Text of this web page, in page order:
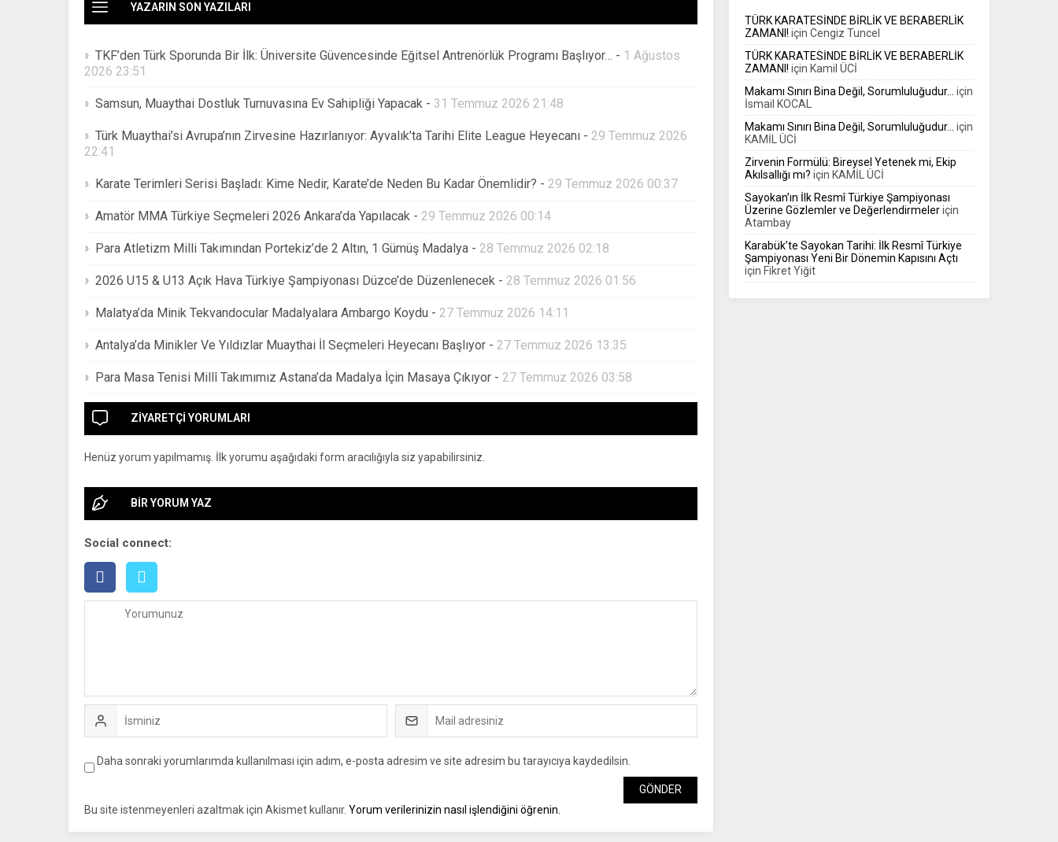
TÜRK KARATESİNDE BİRLİK VE BERABERLİK
ZAMANI! için Cengiz Tuncel
TÜRK KARATESİNDE BİRLİK VE BERABERLİK
ZAMANI! için Kamil ÜCİ
Makamı Sınırı Bina Değil, Sorumluluğudur…
için
İsmail KOCAL
Makamı Sınırı Bina Değil, Sorumluluğudur…
için
KAMİL ÜCİ
Zirvenin Formülü: Bireysel Yetenek mi, Ekip
Akılsallığı mı? için KAMİL ÜCİ
Sayokan’ın İlk Resmî Türkiye Şampiyonası
Üzerine Gözlemler ve Değerlendirmeleriçin
Atambay
Karabük’te Sayokan Tarihi: İlk Resmî Türkiye
Şampiyonası Yeni Bir Dönemin Kapısını Açtı
için Fikret Yiğit
YAZARIN SON YAZILARI
TKF’den Türk Sporunda Bir İlk: Üniversite Güvencesinde Eğitsel Antrenörlük Programı Başlıyor… - 1 Ağustos
2026 23:51
Samsun, Muaythai Dostluk Turnuvasına Ev Sahipliği Yapacak - 31 Temmuz 2026 21:48
Türk Muaythai’si Avrupa’nın Zirvesine Hazırlanıyor: Ayvalık’ta Tarihi Elite League Heyecanı - 29 Temmuz 2026
22:41
Karate Terimleri Serisi Başladı: Kime Nedir, Karate’de Neden Bu Kadar Önemlidir? - 29 Temmuz 2026 00:37
Amatör MMA Türkiye Seçmeleri 2026 Ankara’da Yapılacak - 29 Temmuz 2026 00:14
Para Atletizm Milli Takımından Portekiz’de 2 Altın, 1 Gümüş Madalya - 28 Temmuz 2026 02:18
2026 U15 & U13 Açık Hava Türkiye Şampiyonası Düzce’de Düzenlenecek - 28 Temmuz 2026 01:56
Malatya’da Minik Tekvandocular Madalyalara Ambargo Koydu - 27 Temmuz 2026 14:11
Antalya’da Minikler Ve Yıldızlar Muaythai İl Seçmeleri Heyecanı Başlıyor - 27 Temmuz 2026 13:35
Para Masa Tenisi Millî Takımımız Astana’da Madalya İçin Masaya Çıkıyor - 27 Temmuz 2026 03:58
ZİYARETÇİ YORUMLARI
Henüz yorum yapılmamış. İlk yorumu aşağıdaki form aracılığıyla siz yapabilirsiniz.
BİR YORUM YAZ
Social connect:
Daha sonraki yorumlarımda kullanılması için adım, e-posta adresim ve site adresim bu tarayıcıya kaydedilsin.
Bu site istenmeyenleri azaltmak için Akismet kullanır. Yorum verilerinizin nasıl işlendiğini öğrenin.